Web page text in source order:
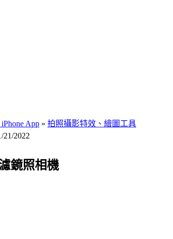
App » 拍照攝影特效、繪圖工具
21/2022
鏡照相機